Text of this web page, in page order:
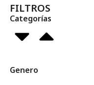
FILTROS
Categorías
Genero